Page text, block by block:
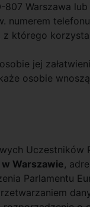
Warszawa
numerem
którego
jej
osobie
Uczestników
Warszawie,
Parlamentu
o